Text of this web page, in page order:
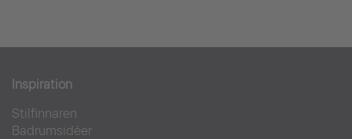
Inspiration
Stilfinnaren
Badrumsidéer